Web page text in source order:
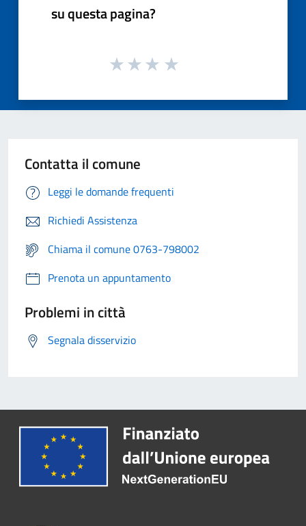
su questa pagina?
Contatta il comune
Leggi le domande frequenti
Richiedi Assistenza
Chiama il comune 0763-798002
Prenota un appuntamento
Problemi in città
Segnala disservizio